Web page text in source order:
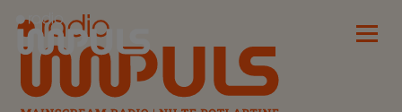
Radio Impuls